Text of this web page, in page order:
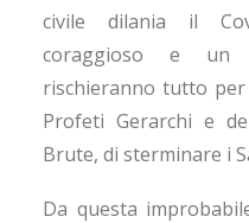
civile dilania il
coraggioso e un
rischieranno tutto
Profeti Gerarchi e
Brute, di sterminare i
Da questa